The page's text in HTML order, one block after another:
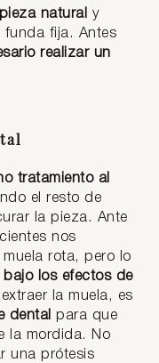
natural
y
funda fija. Antes
realizar un
tratamiento al
el resto de
la pieza. Ante
nos
rota, pero lo
bajo los efectos de
extraer la muela, es
dentalpara que
la mordida. No
una prótesis